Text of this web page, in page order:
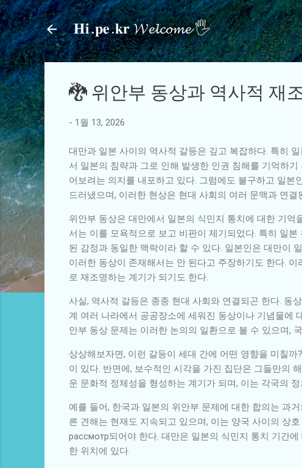
𝐇𝐢.𝐩𝐞.𝐤𝐫 𝓦𝓮𝓵𝓬𝓸𝓶𝓮 🖐
🐉 위안부 동상과 역사적 재
- 1월 13, 2026
대만과 일본 사이의 역사적 갈등은 깊고 복잡하다. 특히
서 일본의 침략과 그로 인해 발생한 인권 침해를 기억하
어보려는 의지를 내포하고 있다. 그럼에도 불구하고 일
드러냈으며, 이러한 현상은 현대 사회의 여러 문맥과 연결
위안부 동상은 대만에서 일본의 식민지 통치에 대한 기
서는 이를 모욕적으로 보고 비판이 제기되었다. 특히 일
된 감정과 동일한 맥락이라 할 수 있다. 일본인은 대만이
이러한 동상이 존재해서는 안 된다고 주장하기도 한다.
로 재조명하는 계기가 되기도 한다.
사실, 역사적 갈등은 종종 현대 사회와 연결되곤 한다. 동
계 여러 나라에서 공공장소에 세워진 동상이나 기념물에
안부 동상 문제는 이러한 논의의 일환으로 볼 수 있으며,
상상해보자면, 이런 갈등이 세대 간에 어떤 영향을 미칠
이 있다. 반면에, 보수적인 시각을 가진 집단은 그들만의
운 문화적 정체성을 형성하는 계기가 되며, 이는 각국의
예를 들어, 한국과 일본의 위안부 문제에 대한 합의는 과
른 견해는 현재도 지속되고 있으며, 이는 양국 사이의 상
рассмотр되어야 한다. 대만은 일본의 식민지 통치 기간
한 위치에 있다.